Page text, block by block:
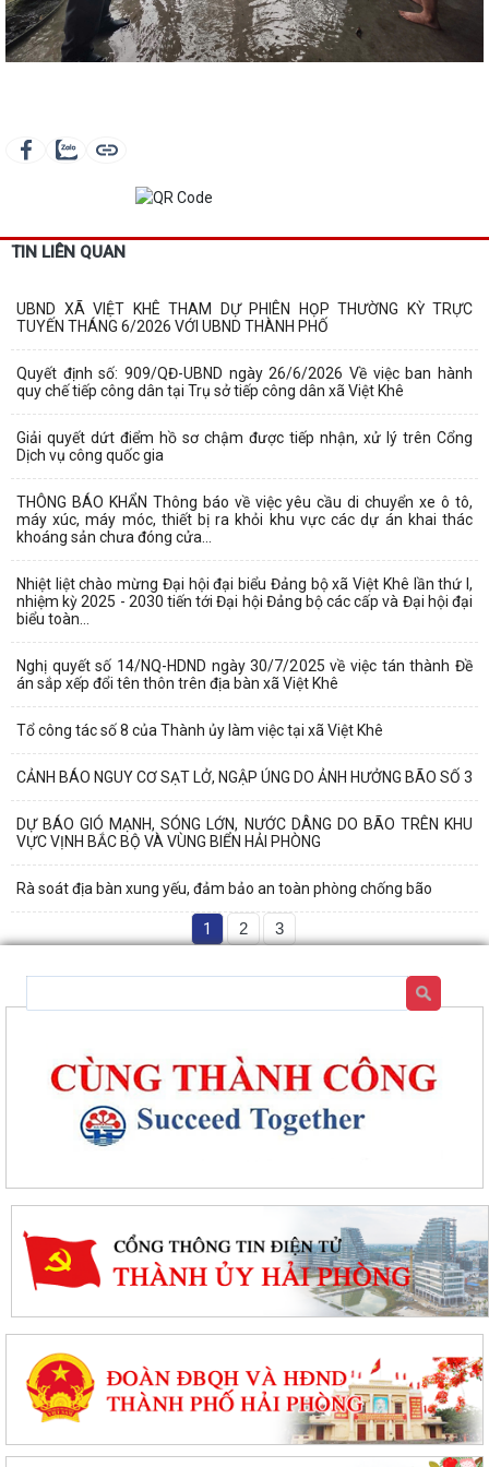
TIN LIÊN QUAN
UBND XÃ VIỆT KHÊ THAM DỰ PHIÊN HỌP THƯỜNG KỲ TRỰC
TUYẾN THÁNG 6/2026 VỚI UBND THÀNH PHỐ
Quyết định số: 909/QĐ-UBND ngày 26/6/2026 Về việc ban hành
quy chế tiếp công dân tại Trụ sở tiếp công dân xã Việt Khê
Giải quyết dứt điểm hồ sơ chậm được tiếp nhận, xử lý trên Cổng
Dịch vụ công quốc gia
THÔNG BÁO KHẨN Thông báo về việc yêu cầu di chuyển xe ô tô,
máy xúc, máy móc, thiết bị ra khỏi khu vực các dự án khai thác
khoáng sản chưa đóng cửa...
Nhiệt liệt chào mừng Đại hội đại biểu Đảng bộ xã Việt Khê lần thứ I,
nhiệm kỳ 2025 - 2030 tiến tới Đại hội Đảng bộ các cấp và Đại hội đại
biểu toàn...
Nghị quyết số 14/NQ-HDND ngày 30/7/2025 về việc tán thành Đề
án sắp xếp đổi tên thôn trên địa bàn xã Việt Khê
Tổ công tác số 8 của Thành ủy làm việc tại xã Việt Khê
CẢNH BÁO NGUY CƠ SẠT LỞ, NGẬP ÚNG DO ẢNH HƯỞNG BÃO SỐ 3
DỰ BÁO GIÓ MẠNH, SÓNG LỚN, NƯỚC DÂNG DO BÃO TRÊN KHU
VỰC VỊNH BẮC BỘ VÀ VÙNG BIỂN HẢI PHÒNG
Rà soát địa bàn xung yếu, đảm bảo an toàn phòng chống bão
1 2 3